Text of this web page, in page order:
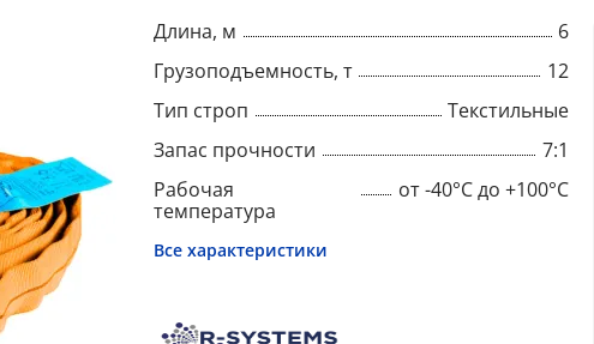
Длина, м
6
Грузоподъемность, т
12
Тип строп
Текстильные
Запас прочности
7:1
Рабочая
температура
от -40°C до +100°C
Все характеристики